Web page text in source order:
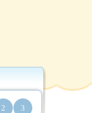
2 3